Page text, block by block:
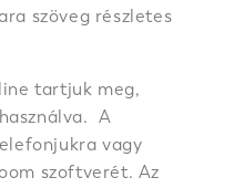
szöveg részletes
tartjuk meg,
A
vagy
szoftverét. Az